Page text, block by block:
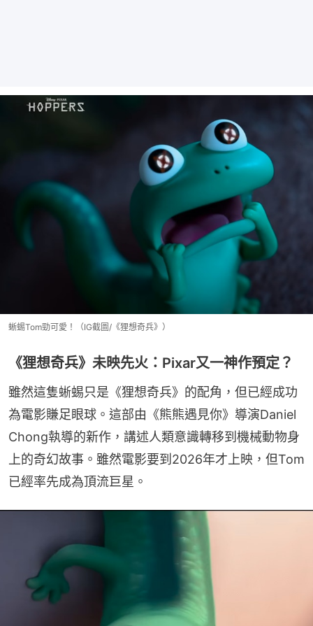
蜥蜴Tom勁可愛！（IG截圖/《狸想奇兵》）
《狸想奇兵》未映先火：Pixar又一神作預定？
雖然這隻蜥蜴只是《狸想奇兵》的配角，但已經成功
為電影賺足眼球。這部由《熊熊遇見你》導演Daniel
Chong執導的新作，講述人類意識轉移到機械動物身
上的奇幻故事。雖然電影要到2026年才上映，但Tom
已經率先成為頂流巨星。